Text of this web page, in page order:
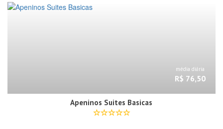
média diária
R$ 76,50
Apeninos Suites Basicas